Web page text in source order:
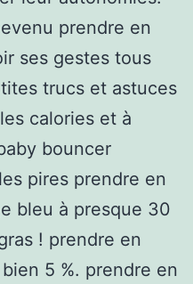
prendre en
ses gestes tous
trucs et astuces
calories et à
bouncer
pires prendre en
bleu à presque 30
! prendre en
5 %. prendre en